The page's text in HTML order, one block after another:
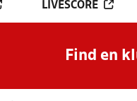
LIVESCORE
Find en